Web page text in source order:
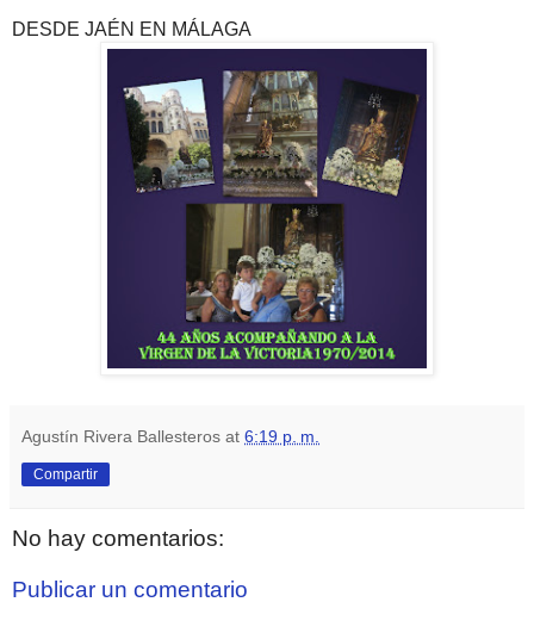
DESDE JAÉN EN MÁLAGA
Agustín Rivera Ballesteros at 6:19 p. m.
Compartir
No hay comentarios:
Publicar un comentario